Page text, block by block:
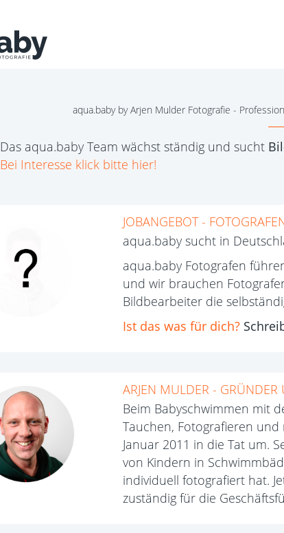
aqua.baby by Arjen Mulder Fotografie -
Das aqua.baby Team wächst ständig und sucht
Bei Interesse klick bitte hier!
JOBANGEBOT -
aqua.baby sucht in
aqua.baby Fotografen
und wir brauchen
Bildbearbeiter die
Ist das was für dich?
ARJEN MULDER - GRÜNDER
Beim Babyschwimmen mit
Tauchen, Fotografieren
Januar 2011 in die Tat um.
von Kindern in
individuell fotografiert hat.
zuständig für die